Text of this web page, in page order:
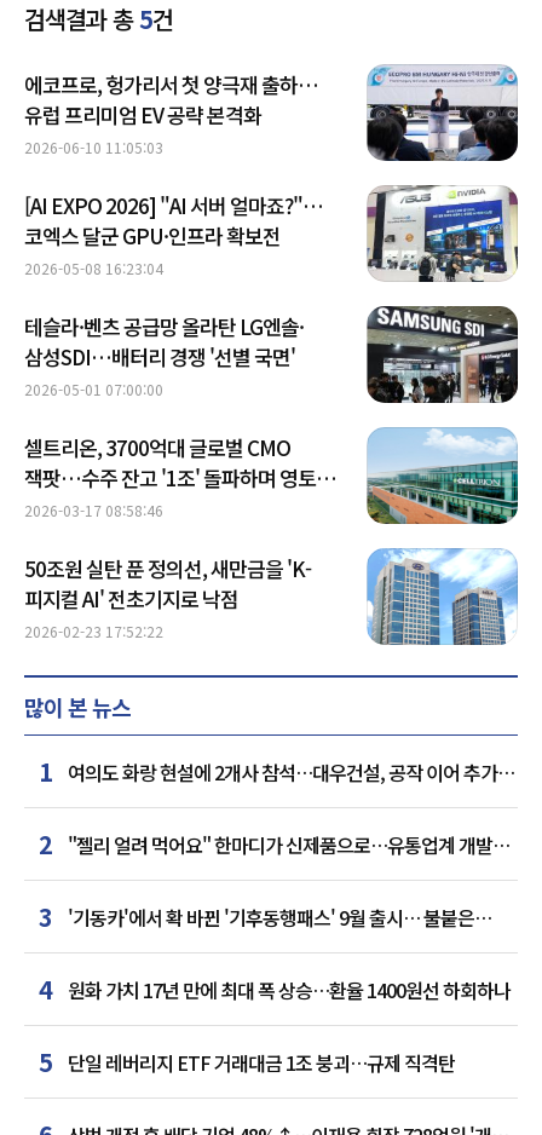
검색결과 총5건
에코프로, 헝가리서 첫 양극재 출하…
유럽 프리미엄 EV 공략 본격화
2026-06-10 11:05:03
[AI EXPO 2026] "AI 서버 얼마죠?"…
코엑스 달군 GPU·인프라 확보전
2026-05-08 16:23:04
테슬라·벤츠 공급망 올라탄 LG엔솔·
삼성SDI…배터리 경쟁 '선별 국면'
2026-05-01 07:00:00
셀트리온, 3700억대 글로벌 CMO
잭팟…수주 잔고 '1조' 돌파하며 영토
확장
2026-03-17 08:58:46
50조원 실탄 푼 정의선, 새만금을 'K-
피지컬 AI' 전초기지로 낙점
2026-02-23 17:52:22
많이 본 뉴스
1 여의도 화랑 현설에 2개사 참석…대우건설, 공작 이어 추가
거점 확보하나
2 "젤리 얼려 먹어요" 한마디가 신제품으로…유통업계 개발실
된 SNS
3
'기동카'에서 확 바뀐 '기후동행패스' 9월 출시… 불붙은
카드사 경쟁
4 원화 가치 17년 만에 최대 폭 상승…환율 1400원선 하회하나
5 단일 레버리지 ETF 거래대금 1조 붕괴…규제 직격탄